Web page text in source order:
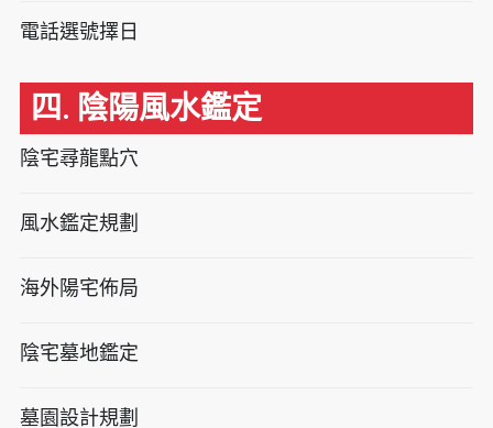
電話選號擇日
四. 陰陽風水鑑定
陰宅尋龍點穴
風水鑑定規劃
海外陽宅佈局
陰宅墓地鑑定
墓園設計規劃